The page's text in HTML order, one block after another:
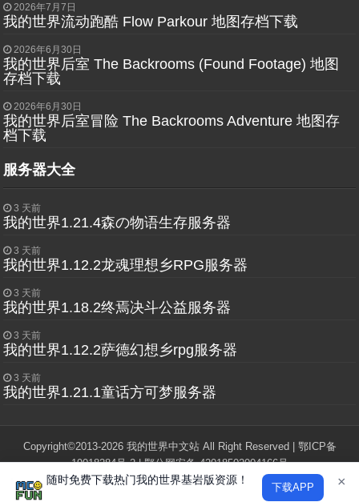
2026年7月7日
我的世界流动跑酷 Flow Parkour 地图存档下载
2026年6月30日
我的世界后室 The Backrooms (Found Footage) 地图
存档下载
2026年6月30日
我的世界后室冒险 The Backrooms Adventure 地图存
档下载
服务器大全
3 天前
我的世界1.21.4森の物语生存服务器
3 天前
我的世界1.12.2龙魂理想乡RPG服务器
3 天前
我的世界1.18.2终焉决斗公益服务器
3 天前
我的世界1.12.2萨德幻想乡rpg服务器
3 天前
我的世界1.21.1童话方可梦服务器
Copyright©2013-2026 我的世界中文站 All Right Reserved | 鄂ICP备
19018284号-2|鄂公网安备 42018502004166号
"Minecraft"和"我的世界"版权归Mojang Studios所有，本站与Mojang，微软
×
随时免费下载热门我的世界基岩版资源！
下载APP